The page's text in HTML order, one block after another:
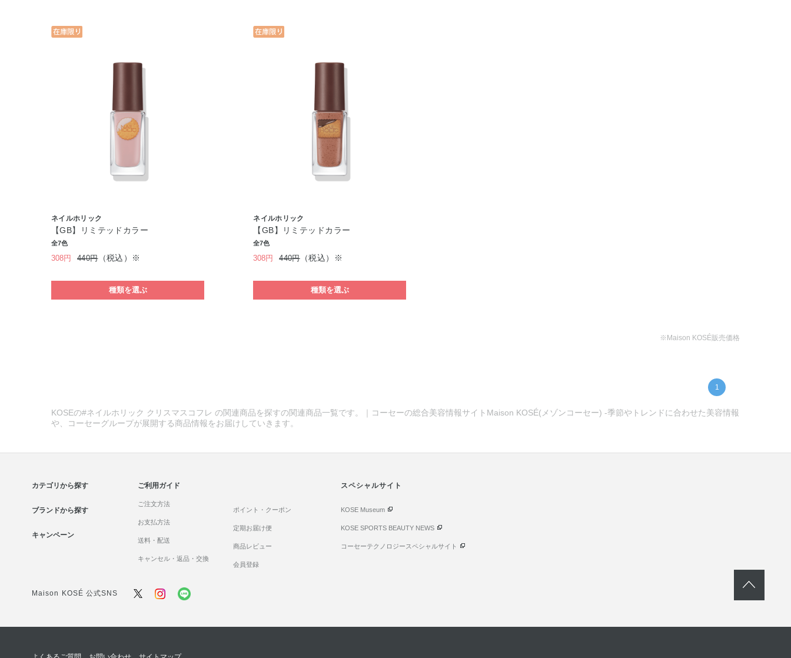
ネイルホリック
【GB】リミテッドカラー
全7色
308円 440円（税込）※
種類を選ぶ
ネイルホリック
【GB】リミテッドカラー
全7色
308円 440円（税込）※
種類を選ぶ
※Maison KOSÉ販売価格
1
KOSEの#ネイルホリック クリスマスコフレ の関連商品を探すの関連商品一覧です。｜コーセーの総合美容情報サイトMaison KOSÉ(メゾンコーセー) -季節やトレンドに合わせた美容情報
や、コーセーグループが展開する商品情報をお届けしていきます。
カテゴリから探す
ブランドから探す
キャンペーン
ご利用ガイド
ご注文方法
お支払方法
送料・配送
キャンセル・返品・交換
ポイント・クーポン
定期お届け便
商品レビュー
会員登録
スペシャルサイト
KOSE Museum
KOSE SPORTS BEAUTY NEWS
コーセーテクノロジースペシャルサイト
Maison KOSÉ 公式SNS